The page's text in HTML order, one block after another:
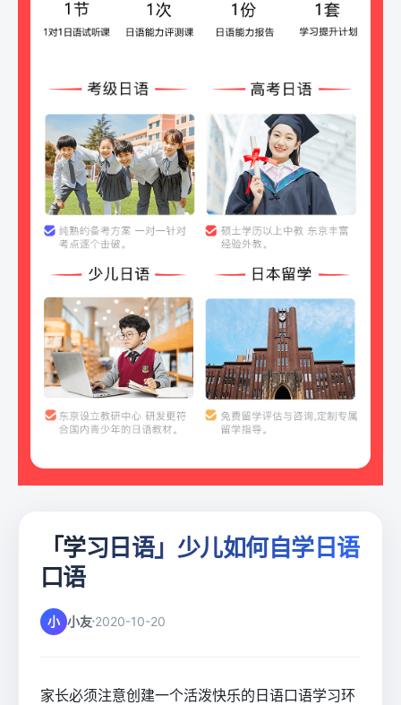
「学习日语」少儿如何自学日语
口语
小 小友 2020-10-20
家长必须注意创建一个活泼快乐的日语口语学习环